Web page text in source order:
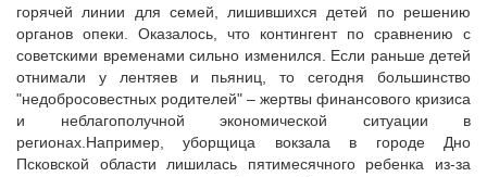
горячей линии для семей, лишившихся детей по решению
органов опеки. Оказалось, что контингент по сравнению с
советскими временами сильно изменился. Если раньше детей
отнимали у лентяев и пьяниц, то сегодня большинство
"недобросовестных родителей" – жертвы финансового кризиса
и неблагополучной экономической ситуации в
регионах.Например, уборщица вокзала в городе Дно
Псковской области лишилась пятимесячного ребенка из-за